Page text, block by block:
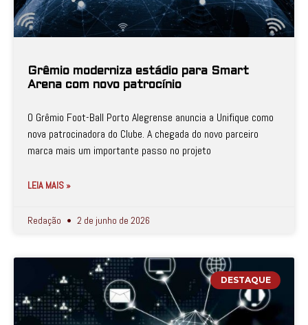
Grêmio moderniza estádio para Smart
Arena com novo patrocínio
O Grêmio Foot-Ball Porto Alegrense anuncia a Unifique como
nova patrocinadora do Clube. A chegada do novo parceiro
marca mais um importante passo no projeto
LEIA MAIS »
Redação 2 de junho de 2026
DESTAQUE